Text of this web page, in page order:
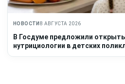
НОВОСТИ 8 АВГУСТА 2026
В Госдуме предложили
нутрициологии в детских